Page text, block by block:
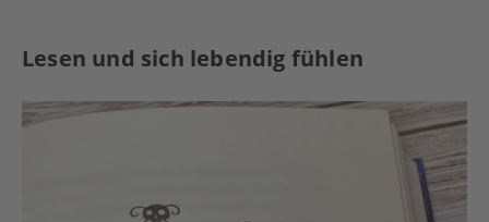
Lesen und sich lebendig fühlen